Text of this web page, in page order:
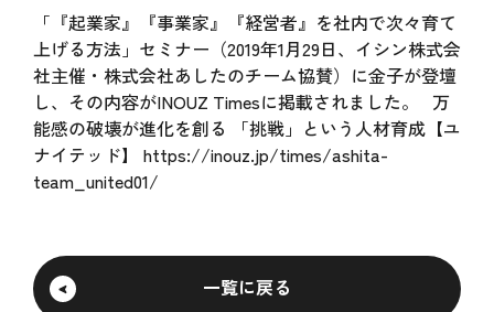
「『起業家』『事業家』『経営者』を社内で次々育て
上げる方法」セミナー（2019年1月29日、イシン株式会
社主催・株式会社あしたのチーム協賛）に金子が登壇
し、その内容がINOUZ Timesに掲載されました。 万
能感の破壊が進化を創る 「挑戦」という人材育成【ユ
ナイテッド】 https://inouz.jp/times/ashita-
team_united01/
一覧に戻る